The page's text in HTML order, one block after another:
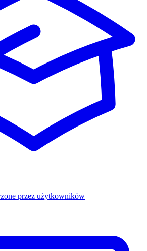
przez użytkowników